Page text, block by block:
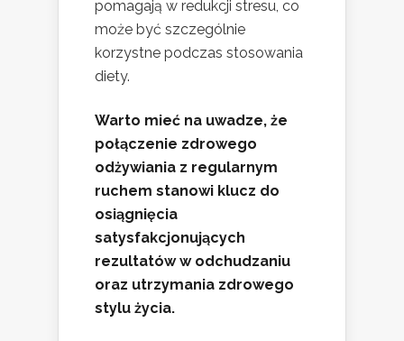
pomagają w redukcji stresu, co
może być szczególnie
korzystne podczas stosowania
diety.
Warto mieć na uwadze, że
połączenie zdrowego
odżywiania z regularnym
ruchem stanowi klucz do
osiągnięcia
satysfakcjonujących
rezultatów w odchudzaniu
oraz utrzymania zdrowego
stylu życia.